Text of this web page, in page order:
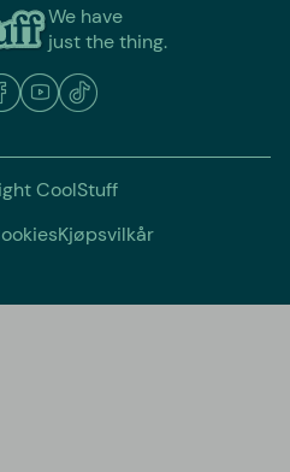
We have
just the thing.
CoolStuff
Kjøpsvilkår